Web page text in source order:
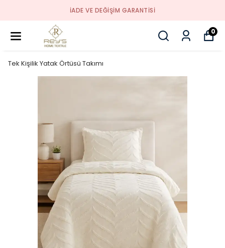
İADE VE DEĞİŞİM GARANTİSİ
0
Tek Kişilik Yatak Örtüsü Takımı